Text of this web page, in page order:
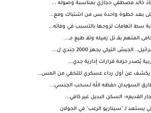
خالد مصطفي حجازي بمناسبة وصوله ...
على بعد خطوة واحدة بس من اشتباك ومع...
سط اتهامات لزوجها بالتسبب في وفاته...
المتهم بقـ تل زميله وتقـ طيع جـ...
الجيش التركي يجهز 2000 جندي ل...
يُصدر حزمة قرارات إدارية جدي...
عن أول رداء عسكري للتخفي من المس...
السويدان حفظه الله لـسحب الجنسي...
القديم»: السكن البديل غير كافي...
يستعد لـ "سيناريو الرعب" في الجولان